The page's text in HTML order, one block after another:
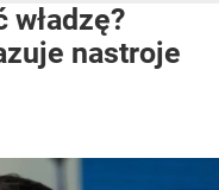
władzę?
nastroje